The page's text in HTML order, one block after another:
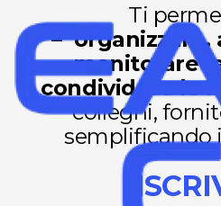
Ti
– organizzare,
monitorare
– condividere le
colleghi,
semplificando